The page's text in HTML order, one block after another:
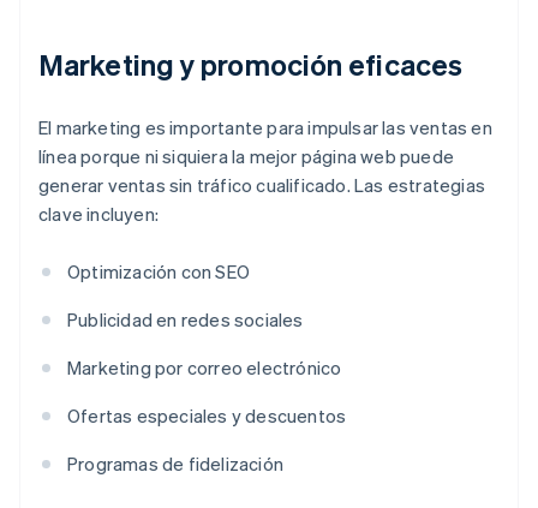
Marketing y promoción eficaces
El marketing es importante para impulsar las ventas en
línea porque ni siquiera la mejor página web puede
generar ventas sin tráfico cualificado. Las estrategias
clave incluyen:
Optimización con SEO
Publicidad en redes sociales
Marketing por correo electrónico
Ofertas especiales y descuentos
Programas de fidelización